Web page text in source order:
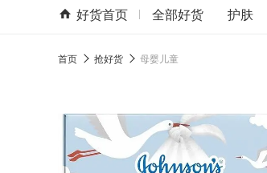
好货首页 全部好货 护肤
首页 抢好货 母婴儿童